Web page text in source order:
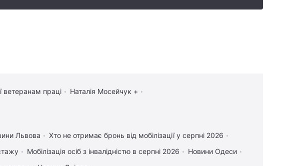
ветеранам праці
Наталія Мосейчук +
Львова
Хто не отримає бронь від мобілізації у серпні 2026
Мобілізація осіб з інвалідністю в серпні 2026
Новини Одеси